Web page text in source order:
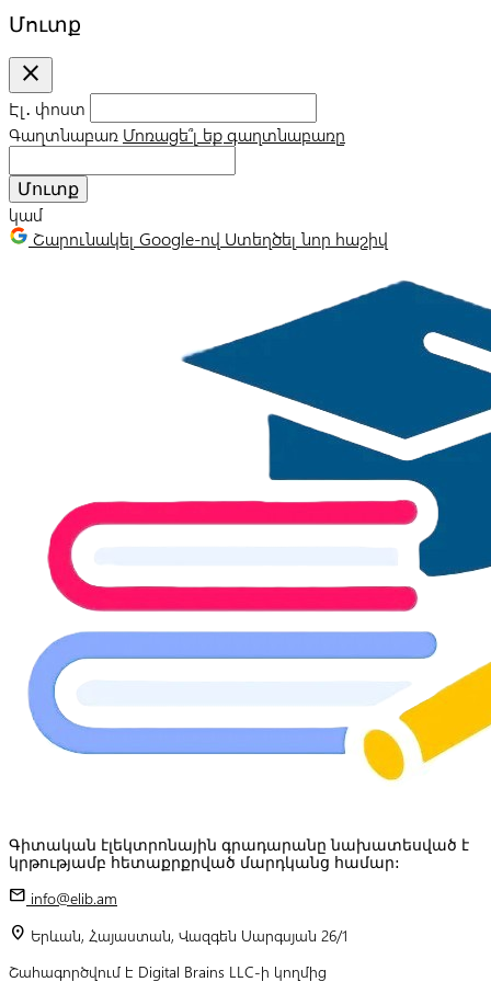
Մուտք
close
Էլ․ փոստ
Գաղտնաբառ Մոռացե՞լ եք գաղտնաբառը
Մուտք
կամ
Շարունակել Google-ով Ստեղծել նոր հաշիվ
Գիտական էլեկտրոնային գրադարանը նախատեսված է
կրթությամբ հետաքրքրված մարդկանց համար:
mail info@elib.am
location_on Երևան, Հայաստան, Վազգեն Սարգսյան 26/1
Շահագործվում է Digital Brains LLC-ի կողմից